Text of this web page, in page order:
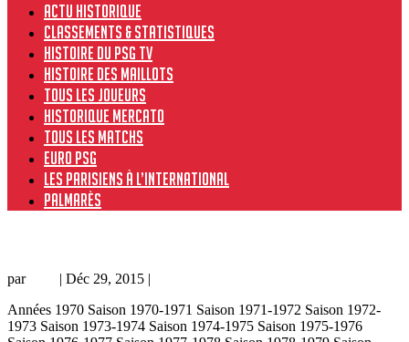
Actu historique
Classements & Statistiques
Histoire du PSG TV
Histoire des maillots
Tous les joueurs
Historique Mercato
Tous les matchs
Euro PSG
Les Parisiens à l’international
Palmarès
par | Déc 29, 2015 |
Années 1970 Saison 1970-1971 Saison 1971-1972 Saison 1972-
1973 Saison 1973-1974 Saison 1974-1975 Saison 1975-1976